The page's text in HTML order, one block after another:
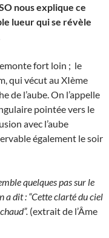
nous explique ce
lueur qui se révèle
fort loin ; le
qui vécut au XIème
de l’aube. On l’appelle
pointée vers le
avec l’aube
également le soir
quelques pas sur le
dit : “Cette clarté du ciel
(extrait de l’Âme